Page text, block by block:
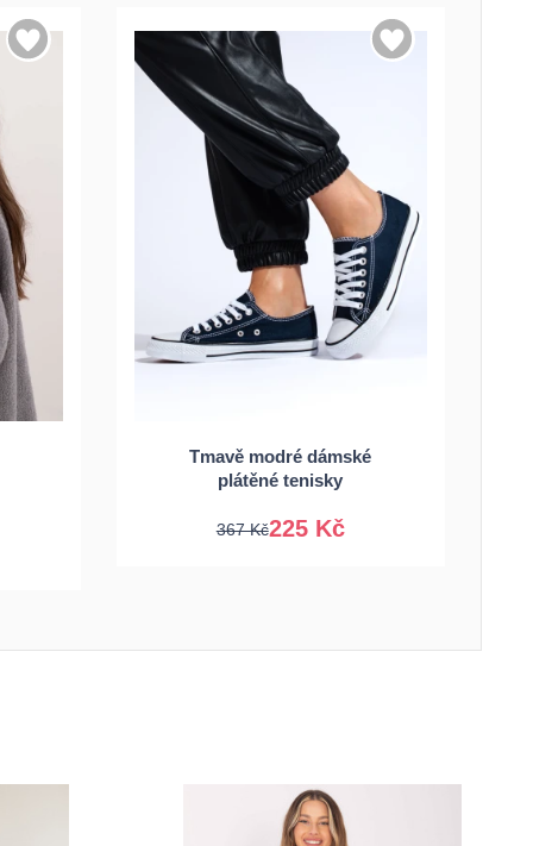
Tmavě modré dámské
plátěné tenisky
225 Kč
367 Kč
40 41